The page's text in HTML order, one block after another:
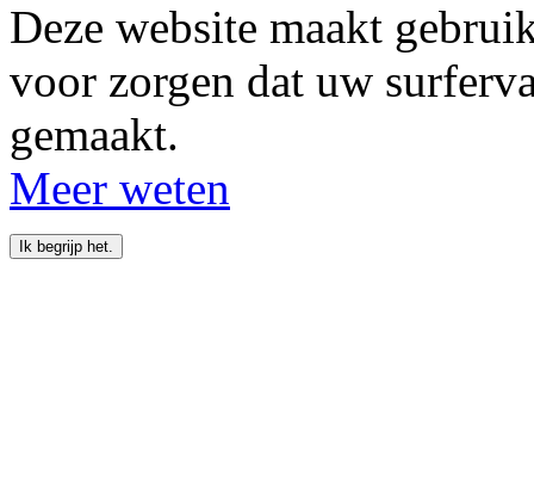
Deze website maakt
voor zorgen dat uw
gemaakt.
Meer weten
Ik begrijp het.